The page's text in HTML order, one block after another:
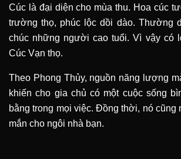
Cúc là đại diện cho mùa thu. Hoa cúc
trường thọ, phúc lộc dồi dào. Thường
chúc những người cao tuổi. Vì vậy có
Cúc Vạn thọ.
Theo Phong Thủy, nguồn năng lượng
khiến cho gia chủ có một cuộc sống
bằng trong mọi việc. Đồng thời, nó cũng
mắn cho ngôi nhà bạn.